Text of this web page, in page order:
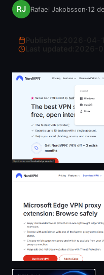
Rafael Jakobsson·12
Last updated: